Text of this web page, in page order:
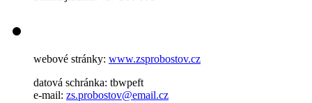
webové stránky: www.zsprobostov.cz
datová schránka: tbwpeft
e-mail: zs.probostov@email.cz